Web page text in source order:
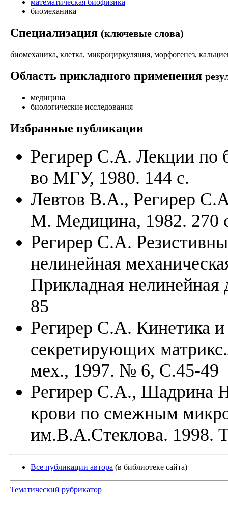
математическая биофизика
биомеханика
Специализация (ключевые слова)
биомеханика, клетка, микроциркуляция, морфогенез,
Область прикладного применения
медицина
биологические исследования
Избранные публикации
Регирер С.А. Лекции по
во МГУ, 1980. 144 с.
Левтов В.А., Регирер
М. Медицина, 1982. 270
Регирер С.А.
нелинейная
Прикладная
85
Регирер С.А. Кинетика и
секретирующих
мех., 1997. № 6, С.45-49
Регирер С.А., Шадрина
крови по смежным
им.В.А.Стеклова. 1998.
Все публикации автора (в библиотеке сайта)
Тематический рубрикатор